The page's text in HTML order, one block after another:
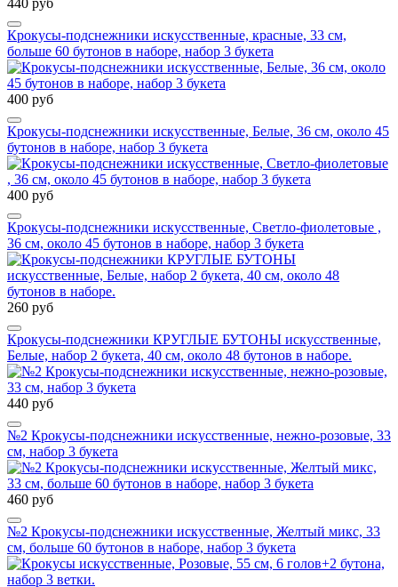
440 руб
Крокусы-подснежники искусственные, красные, 33 см,
больше 60 бутонов в наборе, набор 3 букета
400 руб
Крокусы-подснежники искусственные, Белые, 36 см, около 45
бутонов в наборе, набор 3 букета
400 руб
Крокусы-подснежники искусственные, Светло-фиолетовые ,
36 см, около 45 бутонов в наборе, набор 3 букета
260 руб
Крокусы-подснежники КРУГЛЫЕ БУТОНЫ искусственные,
Белые, набор 2 букета, 40 см, около 48 бутонов в наборе.
440 руб
№2 Крокусы-подснежники искусственные, нежно-розовые, 33
см, набор 3 букета
460 руб
№2 Крокусы-подснежники искусственные, Желтый микс, 33
см, больше 60 бутонов в наборе, набор 3 букета